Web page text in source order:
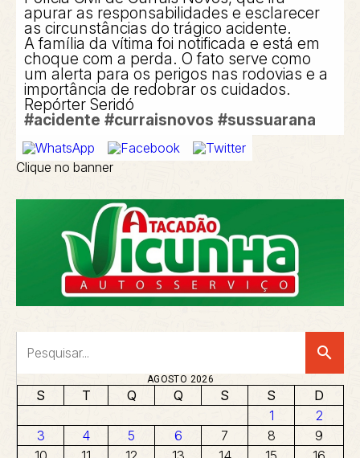
apurar as responsabilidades e esclarecer
as circunstâncias do trágico acidente.
A família da vítima foi notificada e está em
choque com a perda. O fato serve como
um alerta para os perigos nas rodovias e a
importância de redobrar os cuidados.
Repórter Seridó
#acidente #curraisnovos #sussuarana
Clique no banner
search
AGOSTO 2026
S T Q Q S S
D
1
2
3
4 5 6 7 8
9